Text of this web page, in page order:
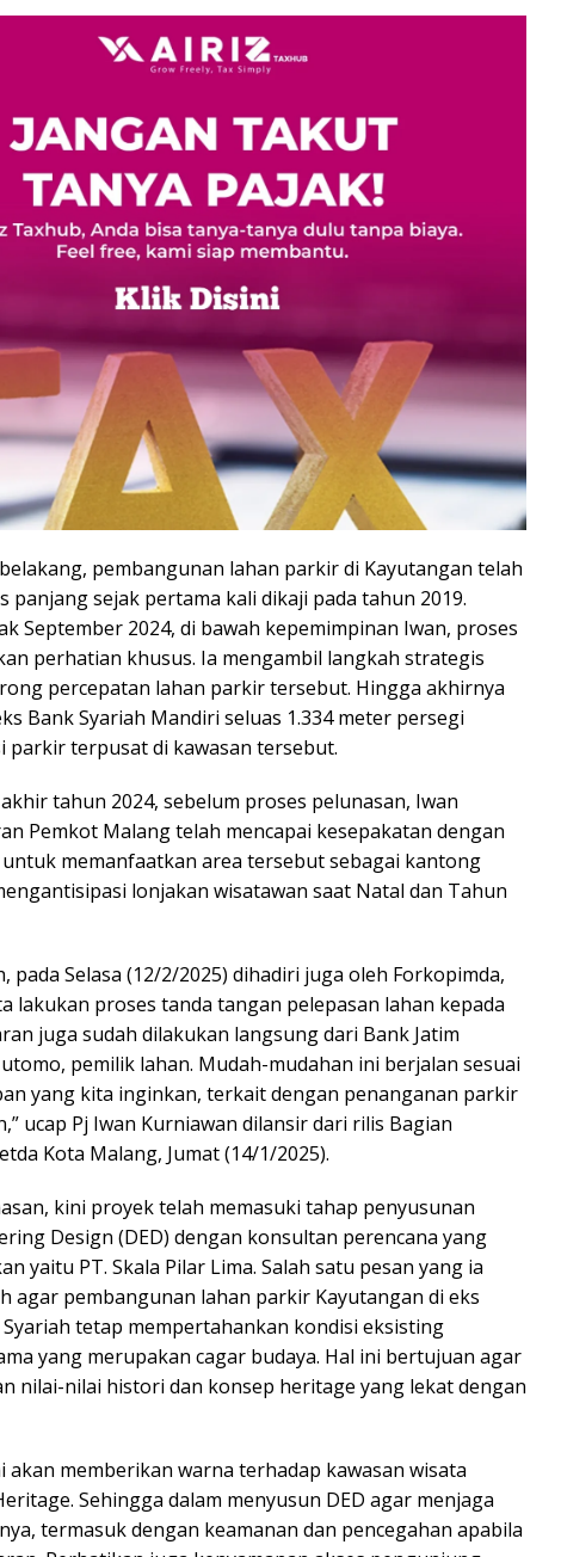
pembangunan lahan parkir di Kayutangan telah
panjang sejak pertama kali dikaji pada tahun 2019.
September 2024, di bawah kepemimpinan Iwan, proses
perhatian khusus. Ia mengambil langkah strategis
percepatan lahan parkir tersebut. Hingga akhirnya
Bank Syariah Mandiri seluas 1.334 meter persegi
parkir terpusat di kawasan tersebut.
tahun 2024, sebelum proses pelunasan, Iwan
Pemkot Malang telah mencapai kesepakatan dengan
memanfaatkan area tersebut sebagai kantong
lonjakan wisatawan saat Natal dan Tahun
pada Selasa (12/2/2025) dihadiri juga oleh Forkopimda,
lakukan proses tanda tangan pelepasan lahan kepada
juga sudah dilakukan langsung dari Bank Jatim
pemilik lahan. Mudah-mudahan ini berjalan sesuai
yang kita inginkan, terkait dengan penanganan parkir
ucap Pj Iwan Kurniawan dilansir dari rilis Bagian
Kota Malang, Jumat (14/1/2025).
kini proyek telah memasuki tahap penyusunan
Design (DED) dengan konsultan perencana yang
yaitu PT. Skala Pilar Lima. Salah satu pesan yang ia
agar pembangunan lahan parkir Kayutangan di eks
tetap mempertahankan kondisi eksisting
yang merupakan cagar budaya. Hal ini bertujuan agar
nilai-nilai histori dan konsep heritage yang lekat dengan
akan memberikan warna terhadap kawasan wisata
Sehingga dalam menyusun DED agar menjaga
termasuk dengan keamanan dan pencegahan apabila